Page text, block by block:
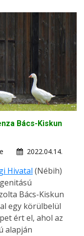
Bács-Kiskun
2022.04.14.
Hivatal (Nébih)
Bács-Kiskun
egy körülbelül
ért el, ahol az
alapján